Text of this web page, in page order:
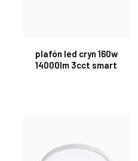
plafón led cryn 160w
14000lm 3cct smart